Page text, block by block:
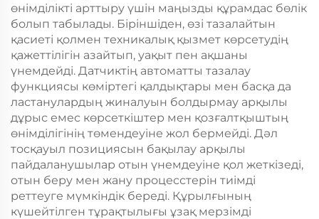
өнімділікті арттыру үшін маңызды құрамдас бөлік
болып табылады. Біріншіден, өзі тазалайтын
қасиеті қолмен техникалық қызмет көрсетудің
қажеттілігін азайтып, уақыт пен ақшаны
үнемдейді. Датчиктің автоматты тазалау
функциясы көміртегі қалдықтары мен басқа да
ластанулардың жиналуын болдырмау арқылы
дұрыс емес көрсеткіштер мен қозғалтқыштың
өнімділігінің төмендеуіне жол бермейді. Дәл
тосқауыл позициясын бақылау арқылы
пайдаланушылар отын үнемдеуіне қол жеткізеді,
отын беру мен жану процесстерін тиімді
реттеуге мүмкіндік береді. Құрылғының
күшейтілген тұрақтылығы ұзақ мерзімді